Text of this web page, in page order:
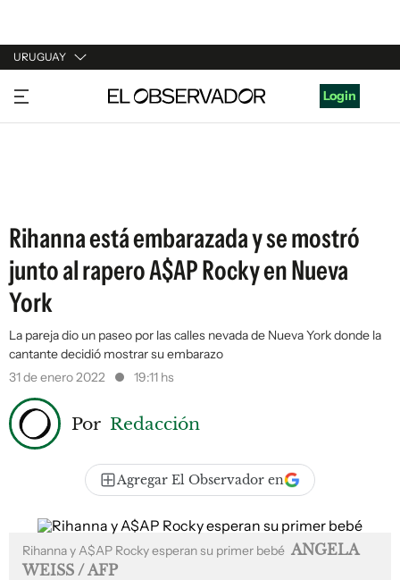
URUGUAY
URUGUAY
ARGENTINA
Login
Rihanna está embarazada y se mostró
junto al rapero A$AP Rocky en Nueva
York
La pareja dio un paseo por las calles nevada de Nueva York donde la
cantante decidió mostrar su embarazo
31 de enero 2022
19:11 hs
Por Redacción
Agregar El Observador en
Rihanna y A$AP Rocky esperan su primer bebé ANGELA
WEISS / AFP